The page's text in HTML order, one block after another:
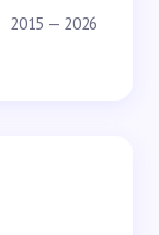
2015 — 2026